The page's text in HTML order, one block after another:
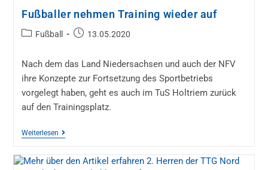
Fußballer nehmen Training wieder auf
Fußball 13.05.2020
Nach dem das Land Niedersachsen und auch der NFV
ihre Konzepte zur Fortsetzung des Sportbetriebs
vorgelegt haben, geht es auch im TuS Holtriem zurück
auf den Trainingsplatz.
Weiterlesen